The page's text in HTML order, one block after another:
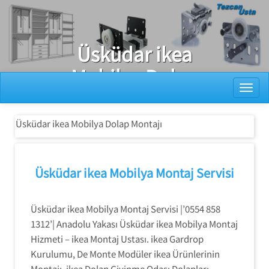
Ray Dolap Tamiri
Üsküdar ikea
Mobilya Dolap
Montajı
Üsküdar ikea Mobilya Dolap Montajı
Üsküdar ikea Mobilya Montaj Servisi
Üsküdar ikea Mobilya Montaj Servisi |’0554 858
1312’| Anadolu Yakası Üsküdar ikea Mobilya Montaj
Hizmeti – ikea Montaj Ustası. ikea Gardrop
Kurulumu, De Monte Modüler ikea Ürünlerinin